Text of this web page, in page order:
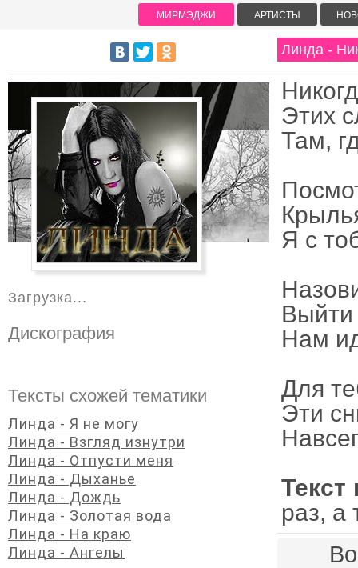
Линда -
Этих
Там,
Я с
Выйти
Нам
Для
Эти
Текст
раз, а
Загрузка...
Дискография
Тексты схожей тематики
Линда - Я не могу
Линда - Взгляд изнутри
Линда - Отпусти меня
Линда - Дыханье
Линда - Дождь
Линда - Золотая вода
Линда - На краю
Линда - Ангелы
МИРМЭДЖИ АРТИСТЫ